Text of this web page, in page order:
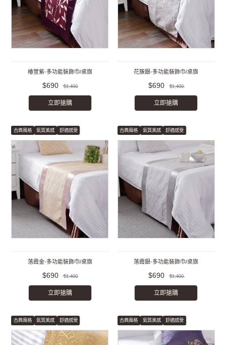
椿萱紫-多功能裝飾巾/桌旗
$690 $1,400
立即搶購
花簇銀-多功能裝飾巾/桌旗
$690 $1,400
立即搶購
古典風格 氣質美感 舒適感受
落霞金-多功能裝飾巾/桌旗
$690 $1,400
立即搶購
古典風格 氣質美感 舒適感受
落霞銀-多功能裝飾巾/桌旗
$690 $1,400
立即搶購
古典風格 氣質美感 舒適感受 古典風格 氣質美感 舒適感受